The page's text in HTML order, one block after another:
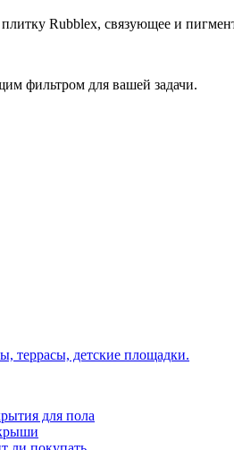
Rubblex, связующее и
фильтром для вашей задачи.
террасы, детские площадки.
для пола